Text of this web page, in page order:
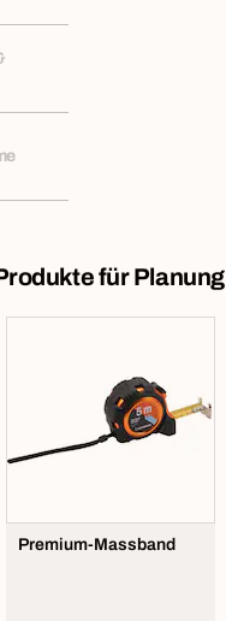
für Planung
Premium-Massband